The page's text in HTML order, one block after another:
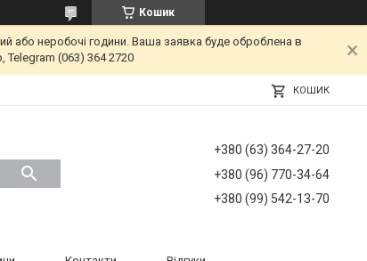
Кошик
або неробочі години. Ваша заявка буде оброблена в
Telegram (063) 364 2720
КОШИК
+380 (63) 364-27-20
+380 (96) 770-34-64
+380 (99) 542-13-70